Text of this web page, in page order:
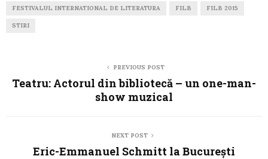
FESTIVALUL INTERNATIONAL DE LITERATURA FILB FILB 2015
STIRI
PREVIOUS POST
Teatru: Actorul din bibliotecă – un one-man-
show muzical
NEXT POST
Eric-Emmanuel Schmitt la București